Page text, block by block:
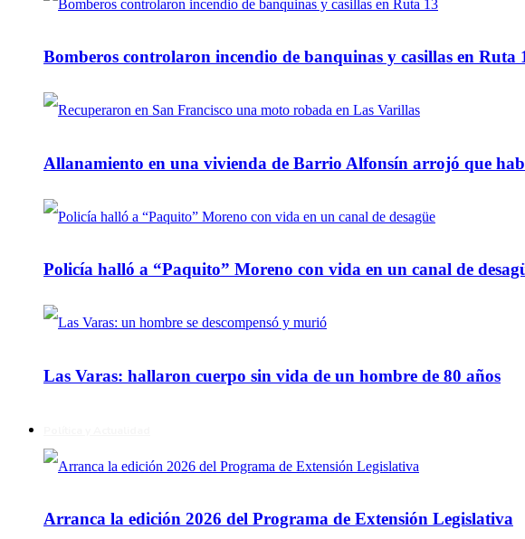
Bomberos controlaron incendio de banquinas y casillas en Ruta
Allanamiento en una vivienda de Barrio Alfonsín arrojó que
Policía halló a “Paquito” Moreno con vida en un canal de
Las Varas: hallaron cuerpo sin vida de un hombre de 80 años
Arranca la edición 2026 del Programa de Extensión Legislativa